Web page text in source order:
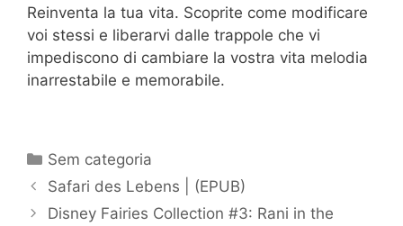
Reinventa la tua vita. Scoprite come modificare
voi stessi e liberarvi dalle trappole che vi
impediscono di cambiare la vostra vita melodia
inarrestabile e memorabile.
Categorias
Sem categoria
Navegação
de
Safari des Lebens | (EPUB)
Disney Fairies Collection #3: Rani in the